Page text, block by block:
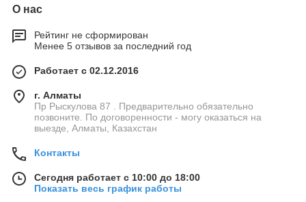
О нас
Рейтинг не сформирован
Менее 5 отзывов за последний год
Работает с 02.12.2016
г. Алматы
Пр Рыскулова 87 . Предварительно обязательно
позвоните. По договоренности - могу оказаться на
выезде, Алматы, Казахстан
Контакты
Сегодня работает с 10:00 до 18:00
Показать весь график работы